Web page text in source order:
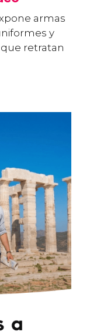
armas
y
retratan